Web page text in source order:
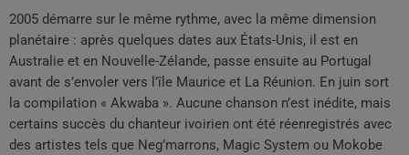
2005 démarre sur le même rythme, avec la même dimension
planétaire : après quelques dates aux États-Unis, il est en
Australie et en Nouvelle-Zélande, passe ensuite au Portugal
avant de s’envoler vers l’île Maurice et La Réunion. En juin sort
la compilation « Akwaba ». Aucune chanson n’est inédite, mais
certains succès du chanteur ivoirien ont été réenregistrés avec
des artistes tels que Neg’marrons, Magic System ou Mokobe